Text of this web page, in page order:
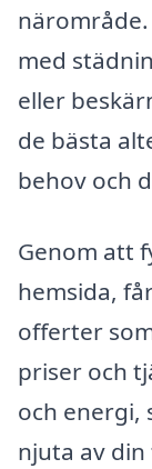
med
eller
de bästa
behov och
Genom att
hemsida,
offerter
priser och
och energi,
njuta av